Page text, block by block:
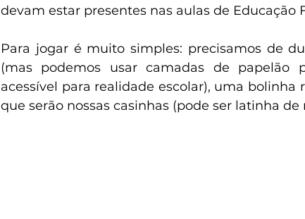
devam estar presentes nas aulas de Educação
Para jogar é muito simples: precisamos de
(mas podemos usar camadas de papelão
acessível para realidade escolar), uma bolinha
que serão nossas casinhas (pode ser latinha